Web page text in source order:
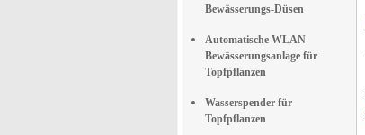
Bewässerungs-Düsen
Automatische WLAN-
Bewässerungsanlage für
Topfpflanzen
Wasserspender für
Topfpflanzen